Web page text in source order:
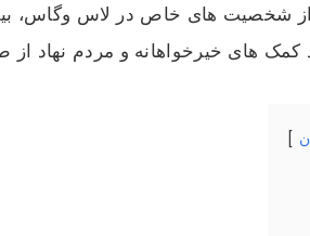
شخصیت های خاص در لاس وگاس،
کمک های خیرخواهانه و مردم نهاد